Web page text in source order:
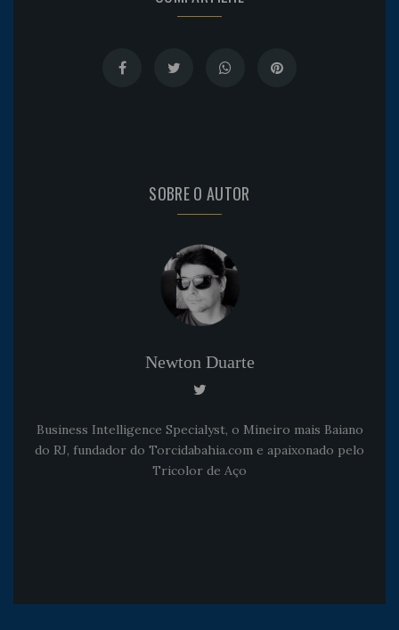
SOBRE O AUTOR
Newton Duarte
Business Intelligence Specialyst, o Mineiro mais Baiano
do RJ, fundador do Torcidabahia.com e apaixonado pelo
Tricolor de Aço